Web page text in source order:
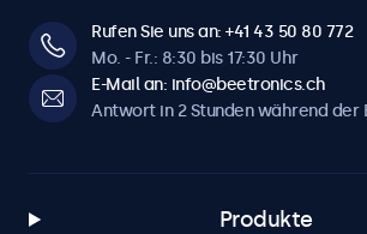
Rufen Sie uns an: +41 43 50 80 772
Mo. - Fr.: 8:30 bis 17:30 Uhr
E-Mail an: info@beetronics.ch
Antwort in 2 Stunden während der
Produkte